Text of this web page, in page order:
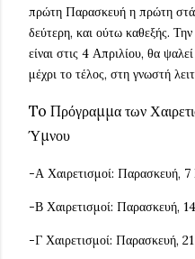
πρώτη Παρασκευή η πρώτη
δεύτερη, και ούτω καθεξής.
είναι στις 4 Απριλίου, θα
μέχρι το τέλος, στη γνωστή
To Πρόγραμμα των
Ύμνου
-Α Χαιρετισμοί: Παρασκευή,
-Β Χαιρετισμοί: Παρασκευή,
-Γ Χαιρετισμοί: Παρασκευή,